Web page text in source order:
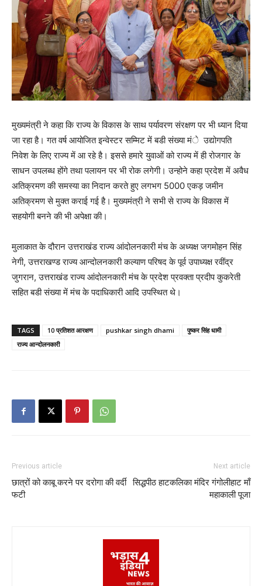
मुख्यमंत्री ने कहा कि राज्य के विकास के साथ पर्यावरण संरक्षण पर भी ध्यान दिया
जा रहा है। गत वर्ष आयोजित इन्वेस्टर सम्मिट में बडी संख्या मंे उद्योगपति
निवेश के लिए राज्य में आ रहे है। इससे हमारे युवाओं को राज्य में ही रोजगार के
साधन उपलब्ध होंगे तथा पलायन पर भी रोक लगेगी। उन्होने कहा प्रदेश में अवैध
अतिक्रमण की समस्या का निदान करते हुए लगभग 5000 एकड़ जमीन
अतिक्रमण से मुक्त कराई गई है। मुख्यमंत्री ने सभी से राज्य के विकास में
सहयोगी बनने की भी अपेक्षा की।
मुलाकात के दौरान उत्तराखंड राज्य आंदोलनकारी मंच के अध्यक्ष जगमोहन सिंह
नेगी, उत्तराखण्ड राज्य आन्दोलनकारी कल्याण परिषद के पूर्व उपाध्यक्ष रवींद्र
जुगरान, उत्तराखंड राज्य आंदोलनकारी मंच के प्रदेश प्रवक्ता प्रदीप कुकरेती
सहित बडी संख्या में मंच के पदाधिकारी आदि उपस्थित थे।
TAGS 10 प्रतिशत आरक्षण pushkar singh dhami
पुष्कर सिंह धामी
राज्य आन्दोलनकारी
Previous article
छात्रों को काबू करने पर दरोगा की वर्दी
फटी
Next article
सिद्धपीठ हाटकलिका मंदिर गंगोलीहाट माँ
महाकाली पूजा